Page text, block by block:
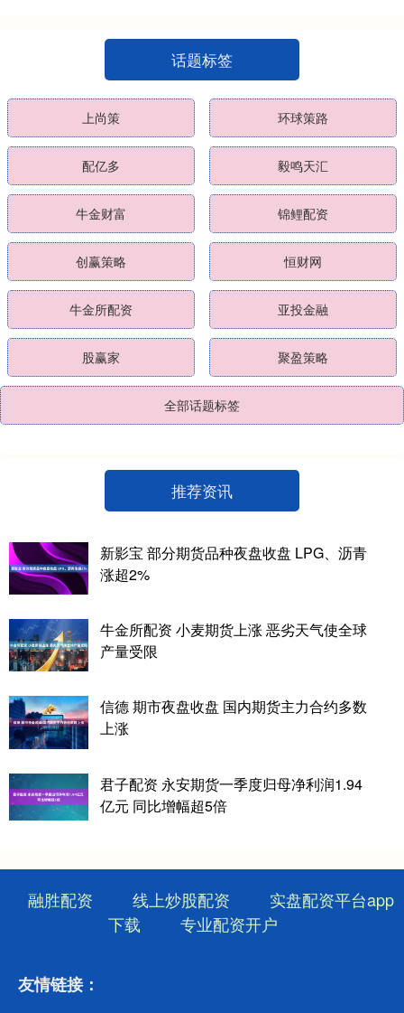
话题标签
上尚策 环球策路
配亿多 毅鸣天汇
牛金财富 锦鲤配资
创赢策略 恒财网
牛金所配资 亚投金融
股赢家 聚盈策略
全部话题标签
推荐资讯
新影宝 部分期货品种夜盘收盘 LPG、沥青
涨超2%
牛金所配资 小麦期货上涨 恶劣天气使全球
产量受限
信德 期市夜盘收盘 国内期货主力合约多数
上涨
君子配资 永安期货一季度归母净利润1.94
亿元 同比增幅超5倍
融胜配资 线上炒股配资
实盘配资平台app
下载
专业配资开户
友情链接：